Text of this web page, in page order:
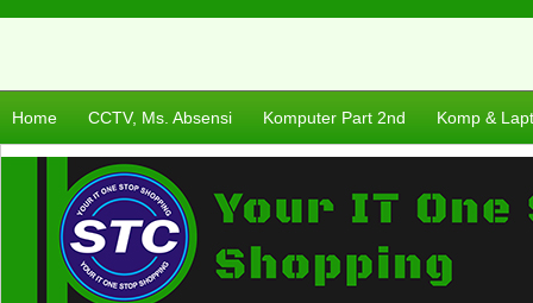
Home CCTV, Ms. Absensi Komputer Part 2nd Komp &